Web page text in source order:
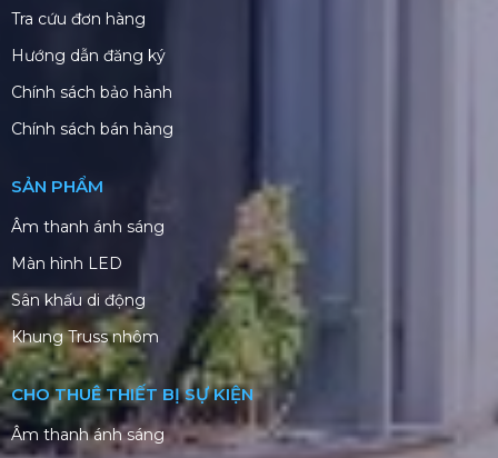
Tra cứu đơn hàng
Hướng dẫn đăng ký
Chính sách bảo hành
Chính sách bán hàng
SẢN PHẨM
Âm thanh ánh sáng
Màn hình LED
Sân khấu di động
Khung Truss nhôm
CHO THUÊ THIẾT BỊ SỰ KIỆN
Âm thanh ánh sáng